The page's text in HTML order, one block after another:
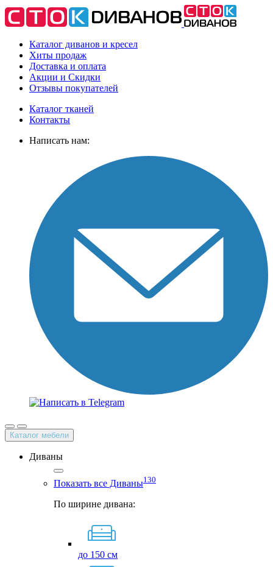
Каталог диванов и кресел
Хиты продаж
Доставка и оплата
Акции и Скидки
Отзывы покупателей
Каталог тканей
Контакты
Написать нам:
Каталог мебели
Диваны
Показать все Диваны130
По ширине дивана:
до 150 см